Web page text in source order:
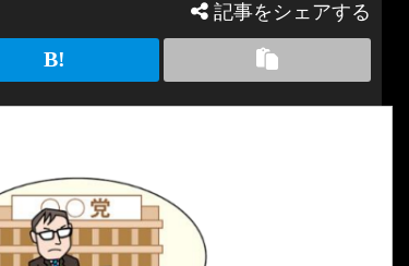
記事をシェアする